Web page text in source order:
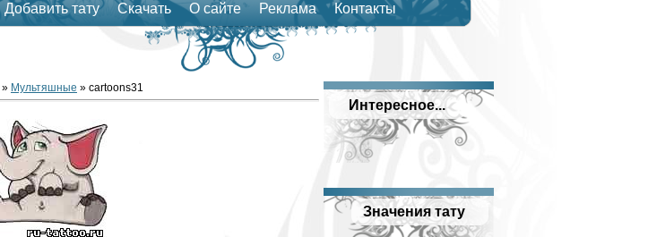
Добавить тату Скачать О сайте Реклама Контакты
Интересное...
Значения тату
» Мультяшные » cartoons31